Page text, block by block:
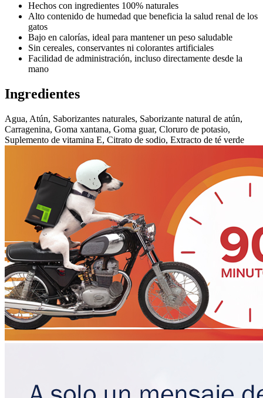
Hechos con ingredientes 100% naturales
Alto contenido de humedad que beneficia la salud renal de los
gatos
Bajo en calorías, ideal para mantener un peso saludable
Sin cereales, conservantes ni colorantes artificiales
Facilidad de administración, incluso directamente desde la
mano
Ingredientes
Agua, Atún, Saborizantes naturales, Saborizante natural de atún,
Carragenina, Goma xantana, Goma guar, Cloruro de potasio,
Suplemento de vitamina E, Citrato de sodio, Extracto de té verde